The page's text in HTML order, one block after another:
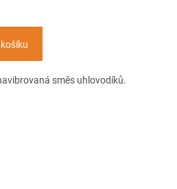
směs uhlovodíků.